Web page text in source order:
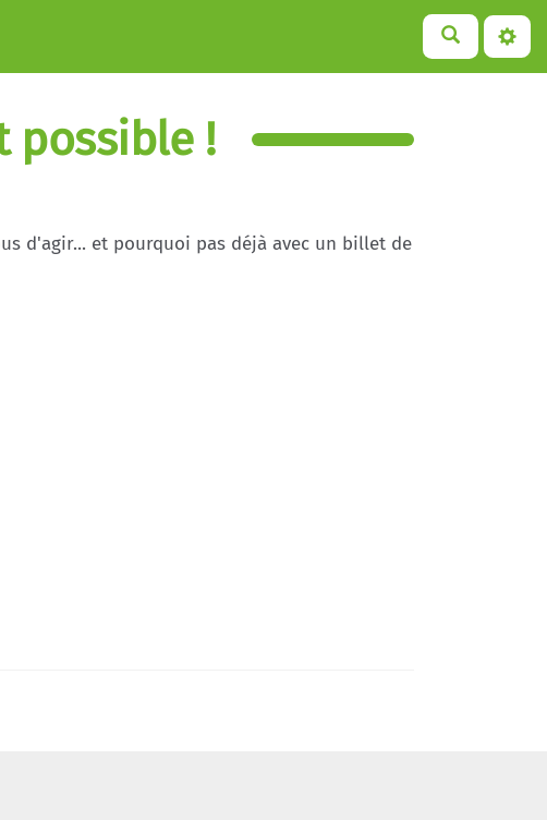
possible !
d'agir... et pourquoi pas déjà avec un billet de